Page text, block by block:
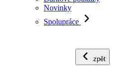
Novinky
Spolupráce
zpět